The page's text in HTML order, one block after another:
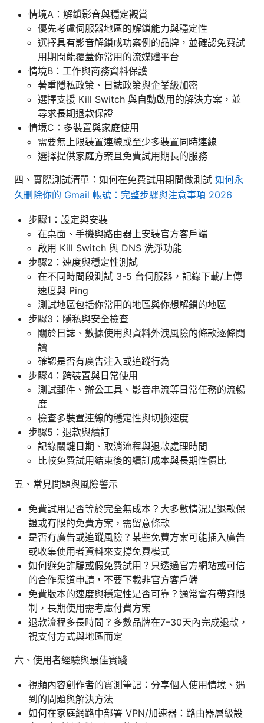
情境A：解鎖影音與穩定觀賞
優先考慮伺服器地區的解鎖能力與穩定性
選擇具有影音解鎖成功案例的品牌，並確認免費試
用期間能覆蓋你常用的流媒體平台
情境B：工作與商務資料保護
著重隱私政策、日誌政策與企業級加密
選擇支援 Kill Switch 與自動啟用的解決方案，並
尋求長期退款保證
情境C：多裝置與家庭使用
需要無上限裝置連線或至少多裝置同時連線
選擇提供家庭方案且免費試用期長的服務
四、實際測試清單：如何在免費試用期間做測試 如何永
久刪除你的 Gmail 帳號：完整步驟與注意事項 2026
步驟1：設定與安裝
在桌面、手機與路由器上安裝官方客戶端
啟用 Kill Switch 與 DNS 洗淨功能
步驟2：速度與穩定性測試
在不同時間段測試 3-5 台伺服器，記錄下載/上傳
速度與 Ping
測試地區包括你常用的地區與你想解鎖的地區
步驟3：隱私與安全檢查
關於日誌、數據使用與資料外洩風險的條款逐條閱
讀
確認是否有廣告注入或追蹤行為
步驟4：跨裝置與日常使用
測試郵件、辦公工具、影音串流等日常任務的流暢
度
檢查多裝置連線的穩定性與切換速度
步驟5：退款與續訂
記錄關鍵日期、取消流程與退款處理時間
比較免費試用結束後的續訂成本與長期性價比
五、常見問題與風險警示
免費試用是否等於完全無成本？大多數情況是退款保
證或有限的免費方案，需留意條款
是否有廣告或追蹤風險？某些免費方案可能插入廣告
或收集使用者資料來支撐免費模式
如何避免詐騙或假免費試用？只透過官方網站或可信
的合作渠道申請，不要下載非官方客戶端
免費版本的速度與穩定性是否可靠？通常會有帶寬限
制，長期使用需考慮付費方案
退款流程多長時間？多數品牌在7–30天內完成退款，
視支付方式與地區而定
六、使用者經驗與最佳實踐
視頻內容創作者的實測筆記：分享個人使用情境、遇
到的問題與解決方法
如何在家庭網路中部署 VPN/加速器：路由器層級設